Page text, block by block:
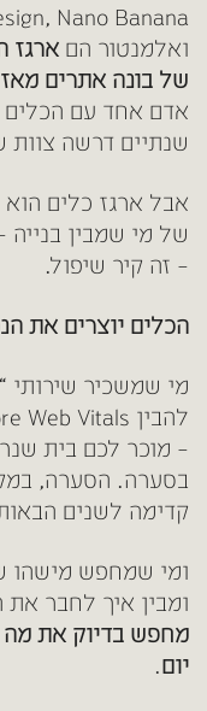
Nano Banana
ואלמנטור הם ארגז
של בונה אתרים
אדם אחד עם הכלים
שנתיים דרשה צוות של 4.
אבל ארגז כלים
של מי שמבין בנייה
– זה קיר שיפול.
הכלים יוצרים את
– מוכר לכם בית
קדימה לשנים
ומבין איך לחבר
מחפש בדיוק את
יום.